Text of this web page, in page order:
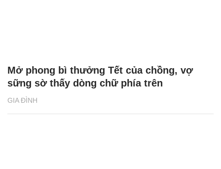
GIA ĐÌNH
Mở phong bì thưởng Tết của chồng, vợ
sững sờ thấy dòng chữ phía trên